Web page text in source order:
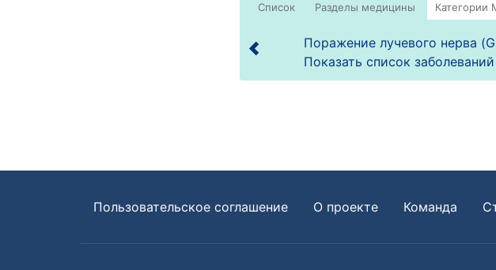
Список
Поражение лучевого нерва
Показать список заболеваний
Пользовательское соглашение О проекте Команда